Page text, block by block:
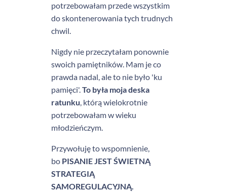
potrzebowałam przede wszystkim
do skontenerowania tych trudnych
chwil.
Nigdy nie przeczytałam ponownie
swoich pamiętników. Mam je co
prawda nadal, ale to nie było 'ku
pamięci'.To była moja deska
ratunku, którą wielokrotnie
potrzebowałam w wieku
młodzieńczym.
Przywołuję to wspomnienie,
bo PISANIE JEST ŚWIETNĄ
STRATEGIĄ
SAMOREGULACYJNĄ.